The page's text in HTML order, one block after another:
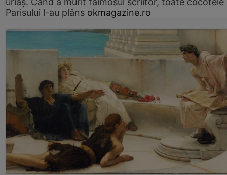
Parisului l-au plâns okmagazine.ro